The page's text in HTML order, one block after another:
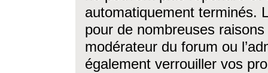
automatiquement terminés.
pour de nombreuses
modérateur du forum ou
également verrouiller vos